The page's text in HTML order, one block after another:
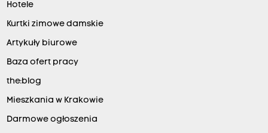
Hotele
Kurtki zimowe damskie
Artykuły biurowe
Baza ofert pracy
the:blog
Mieszkania w Krakowie
Darmowe ogłoszenia